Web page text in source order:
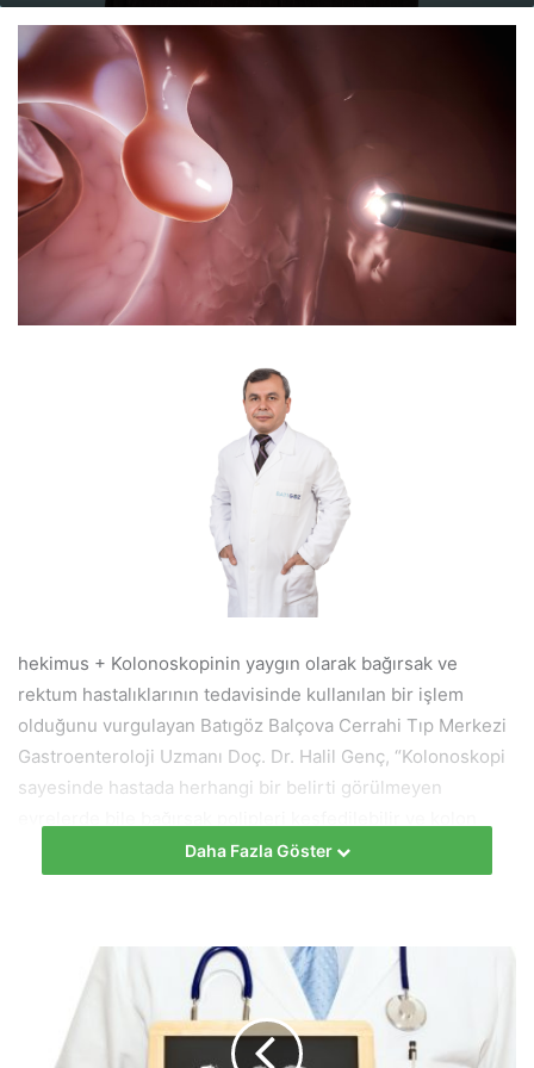
email
hekimus + Kolonoskopinin yaygın olarak bağırsak ve
rektum hastalıklarının tedavisinde kullanılan bir işlem
olduğunu vurgulayan Batıgöz Balçova Cerrahi Tıp Merkezi
Gastroenteroloji Uzmanı Doç. Dr. Halil Genç, “Kolonoskopi
sayesinde hastada herhangi bir belirti görülmeyen
kanseri erken dönemde önlenebilir” diye konuştu.
GÖRÜNTÜLEYEBİLİYOR
Kolonoskopi bağırsak ve rektum hastalıklarının tanı ve
tedavisi için kullanılan endoskopik bir işlemdir. İşlem
Daha Fazla Göster